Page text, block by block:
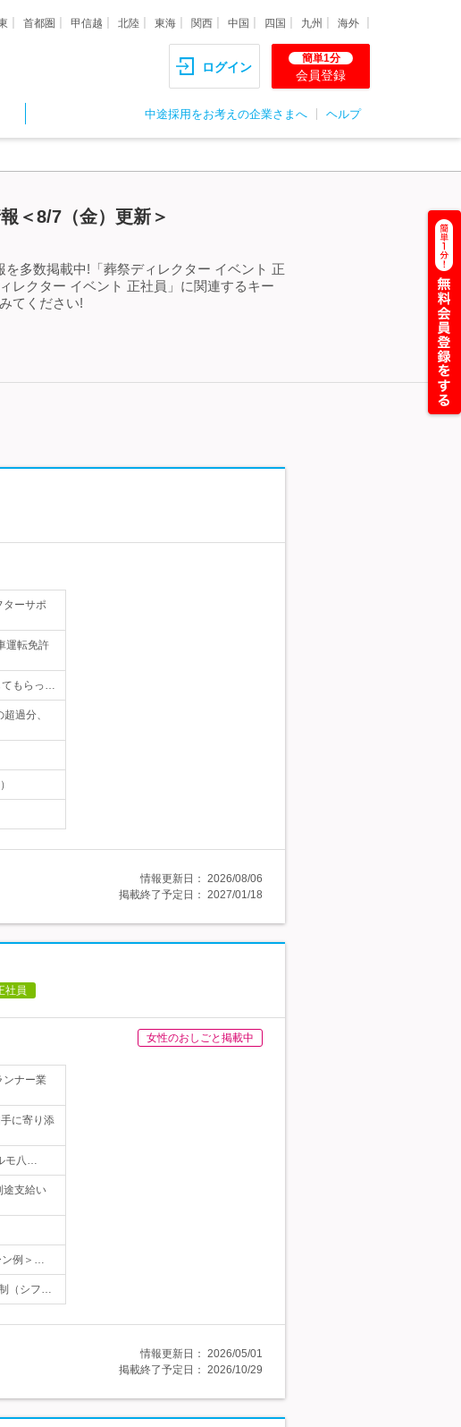
首都圏 甲信越 北陸 東海 関西 中国 四国 九州 海外
ログイン
簡単1分
会員登録
中途採用をお考えの企業さまへ ヘルプ
＜8/7（金）更新＞
多数掲載中!「葬祭ディレクター イベント 正
レクター イベント 正社員」に関連するキー
てください!
ターサポ
運転免許
てもらっ…
過分、
情報更新日： 2026/08/06
掲載終了予定日： 2027/01/18
社員
女性のおしごと掲載中
ンナー業
に寄り添
モ八…
支給い
ン例＞…
（シフ…
情報更新日： 2026/05/01
掲載終了予定日： 2026/10/29